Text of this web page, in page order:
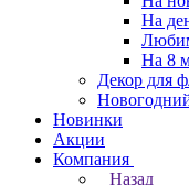
На
На 8
Декор для
Новинки
Акции
Компания
Назад